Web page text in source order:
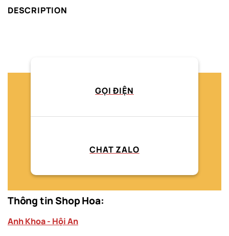
DESCRIPTION
GỌI ĐIỆN
CHAT ZALO
Thông tin Shop Hoa:
Anh Khoa - Hội An